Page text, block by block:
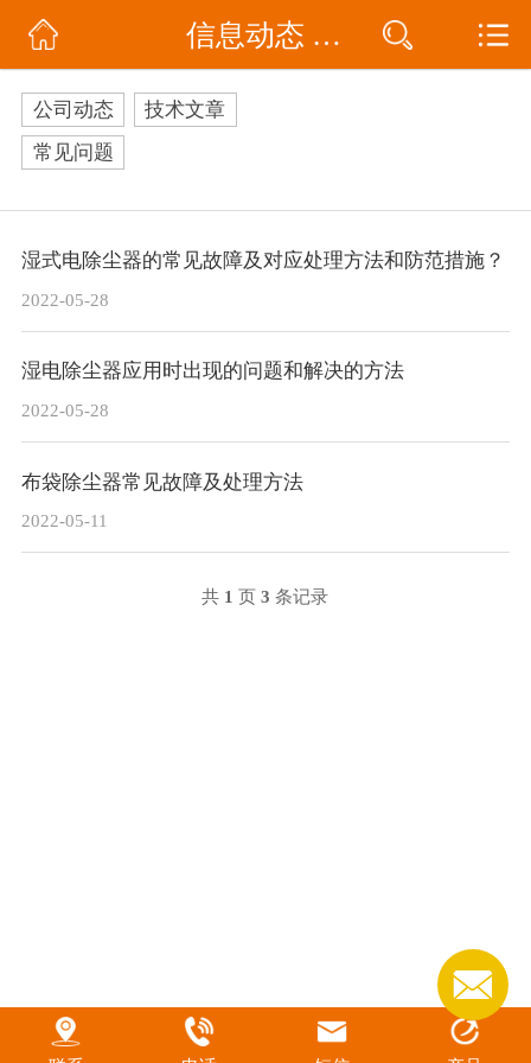
网站首页
产品展示
联系我们
信息动态 / 技术文章
公司动态
技术文章
常见问题
湿式电除尘器的常见故障及对应处理方法和防范措施？
2022-05-28
湿电除尘器应用时出现的问题和解决的方法
2022-05-28
布袋除尘器常见故障及处理方法
2022-05-11
共 1 页3 条记录